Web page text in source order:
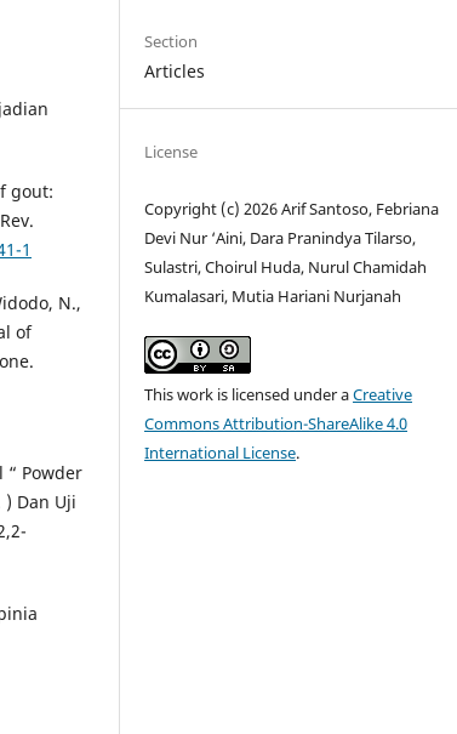
gout:
1
N.,
of
“ Powder
) Dan Uji
Section
Articles
License
Copyright (c) 2026 Arif Santoso, Febriana
Devi Nur ‘Aini, Dara Pranindya Tilarso,
Sulastri, Choirul Huda, Nurul Chamidah
Kumalasari, Mutia Hariani Nurjanah
This work is licensed under aCreative
Commons Attribution-ShareAlike 4.0
International License.